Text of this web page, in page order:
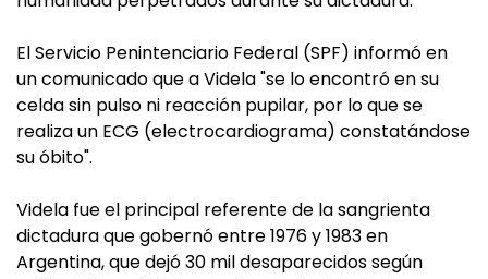
El Servicio Penintenciario Federal (SPF) informó en
un comunicado que a Videla "se lo encontró en su
celda sin pulso ni reacción pupilar, por lo que se
realiza un ECG (electrocardiograma) constatándose
su óbito".
Videla fue el principal referente de la sangrienta
dictadura que gobernó entre 1976 y 1983 en
Argentina, que dejó 30 mil desaparecidos según